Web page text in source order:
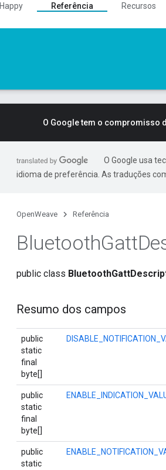
Happy Referência
Recursos
O Google tem o compromisso
O Google usa
idioma de preferência. As traduções
OpenWeave Referência
BluetoothGatt
public class
Resumo dos campos
public
static
final
byte[]
public
static
final
byte[]
public
static